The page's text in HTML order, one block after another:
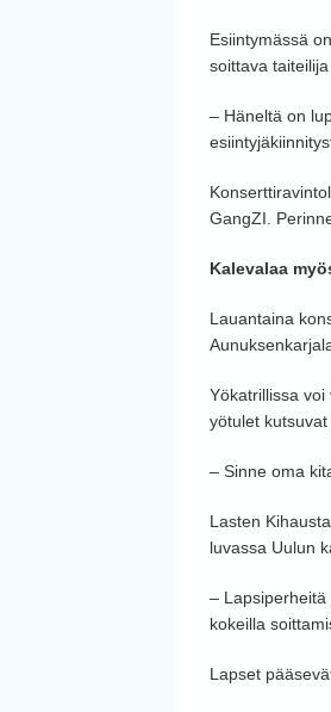
Esiintymässä
soittava
– Häneltä on
GangZI.
Kalevalaa
Lauantaina
Yökatrillissa
yötulet
– Sinne oma
Lasten
luvassa Uulun
–
kokeilla
Lapset